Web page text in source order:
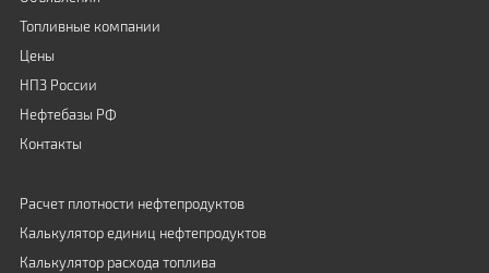
Топливные компании
Цены
НПЗ России
Нефтебазы РФ
Контакты
Расчет плотности нефтепродуктов
Калькулятор единиц нефтепродуктов
Калькулятор расхода топлива